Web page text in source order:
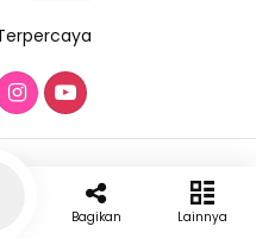
All Rights Reserved
Bagikan Lainnya